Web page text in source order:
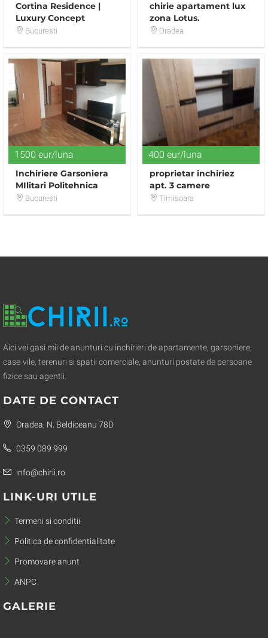
Cortina Residence |
Luxury Concept
Penthouse | Vedere la
Bucuresti
chirie apartament lux
zona Lotus.
Oradea
1500 eur/luna
Inchiriere Garsoniera
MIlitari Politehnica
Bloc NOU
Bucuresti
400 eur/luna
proprietar inchiriez
apt. 3 camere
Timisoara
Aici vei gasi mii de anunturi cu inchirieri de apartamente, garsoniere,
case-vile, terenuri si spatii comerciale, anunturi postate de persoane
fizice sau agentii.
DATE DE CONTACT
Oradea, N. Beldiceanu 78D
0359 089 999
info@chirii.ro
LINK-URI UTILE
Termeni si conditii
Politica de confidentialitate
Promovare anunt
ANPC
GALERIE